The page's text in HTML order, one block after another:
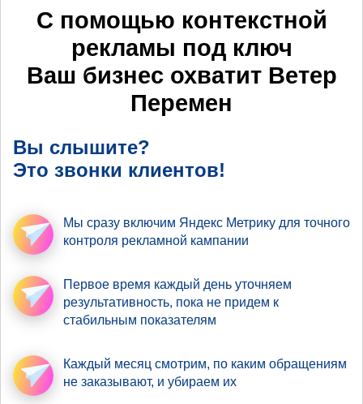
С помощью контекстной
рекламы под ключ
Ваш бизнес охватит Ветер
Перемен
Вы слышите?
Это звонки клиентов!
Мы сразу включим Яндекс Метрику для точного
контроля рекламной кампании
Первое время каждый день уточняем
результативность, пока не придем к
стабильным показателям
Каждый месяц смотрим, по каким обращениям
не заказывают, и убираем их